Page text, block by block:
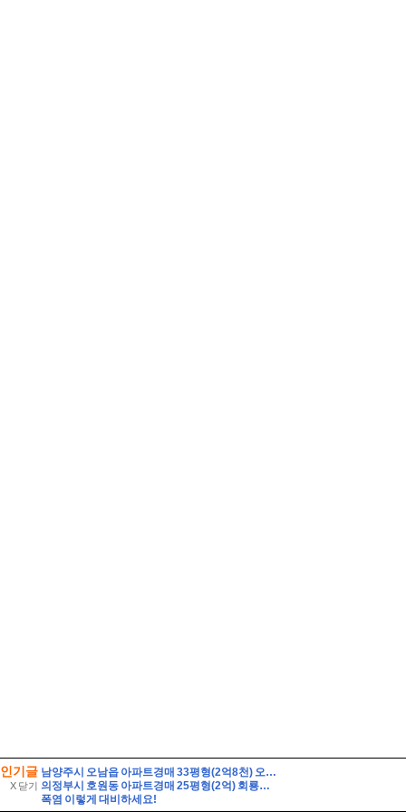
인기글
X 닫기
남양주시 오남읍 아파트경매 33평형(2억8천) 오남체육공원인근 오남아이파크 9층 유찰1회 남양주오남아이파크아파트 부동산경매 매매
의정부시 호원동 아파트경매 25평형(2억) 회룡역인근 신원아파트 14층 유찰1회 의정부호원동신원아파트 법원경매 매매
폭염 이렇게 대비하세요!